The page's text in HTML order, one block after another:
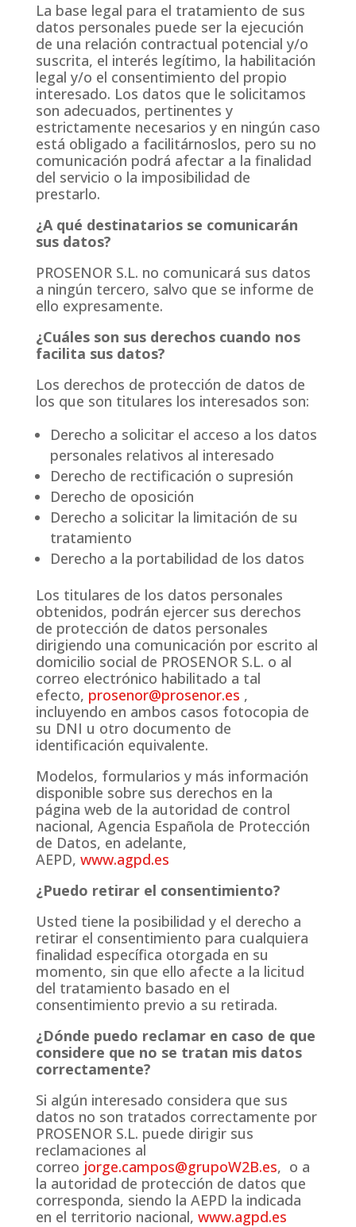
La base legal para el tratamiento de sus
datos personales puede ser la ejecución
de una relación contractual potencial y/o
suscrita, el interés legítimo, la habilitación
legal y/o el consentimiento del propio
interesado. Los datos que le solicitamos
son adecuados, pertinentes y
estrictamente necesarios y en ningún caso
está obligado a facilitárnoslos, pero su no
comunicación podrá afectar a la finalidad
del servicio o la imposibilidad de
prestarlo.
¿A qué destinatarios se comunicarán
sus datos?
PROSENOR S.L. no comunicará sus datos
a ningún tercero, salvo que se informe de
ello expresamente.
¿Cuáles son sus derechos cuando nos
facilita sus datos?
Los derechos de protección de datos de
los que son titulares los interesados son:
Derecho a solicitar el acceso a los datos
personales relativos al interesado
Derecho de rectificación o supresión
Derecho de oposición
Derecho a solicitar la limitación de su
tratamiento
Derecho a la portabilidad de los datos
Los titulares de los datos personales
obtenidos, podrán ejercer sus derechos
de protección de datos personales
dirigiendo una comunicación por escrito al
domicilio social de PROSENOR S.L. o al
correo electrónico habilitado a tal
efecto, prosenor@prosenor.es ,
incluyendo en ambos casos fotocopia de
su DNI u otro documento de
identificación equivalente.
Modelos, formularios y más información
disponible sobre sus derechos en la
página web de la autoridad de control
nacional, Agencia Española de Protección
de Datos, en adelante,
AEPD, www.agpd.es
¿Puedo retirar el consentimiento?
Usted tiene la posibilidad y el derecho a
retirar el consentimiento para cualquiera
finalidad específica otorgada en su
momento, sin que ello afecte a la licitud
del tratamiento basado en el
consentimiento previo a su retirada.
¿Dónde puedo reclamar en caso de que
considere que no se tratan mis datos
correctamente?
Si algún interesado considera que sus
datos no son tratados correctamente por
PROSENOR S.L. puede dirigir sus
reclamaciones al
correo jorge.campos@grupoW2B.es, o a
la autoridad de protección de datos que
corresponda, siendo la AEPD la indicada
en el territorio nacional, www.agpd.es